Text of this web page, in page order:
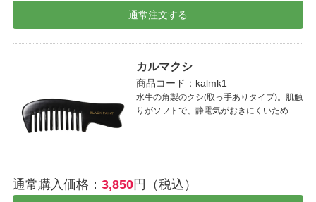
通常注文する
カルマクシ
商品コード：kalmk1
水牛の角製のクシ(取っ手ありタイプ)。肌触
りがソフトで、静電気がおきにくいため...
通常購入価格： 3,850円（税込）